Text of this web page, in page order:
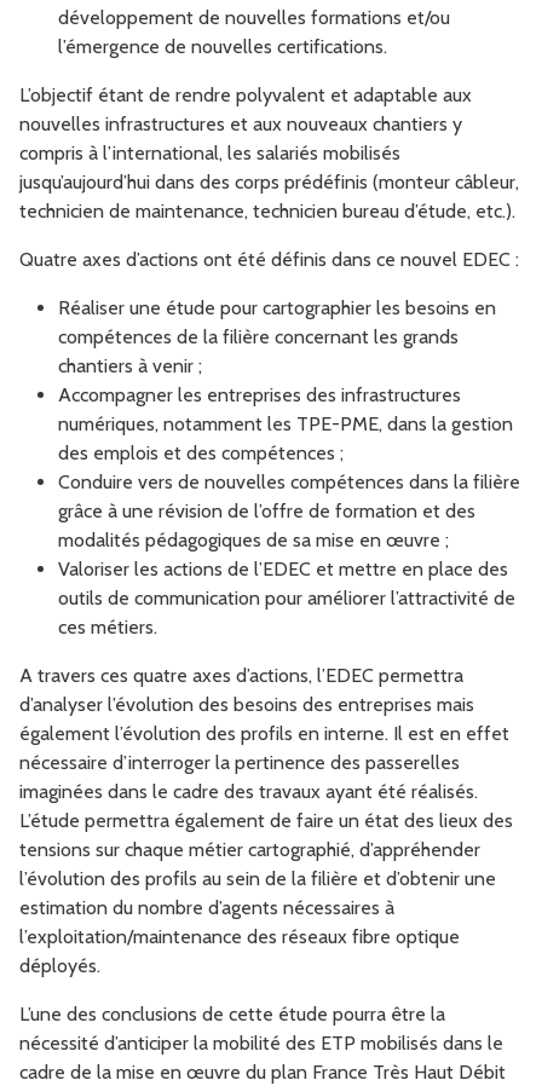
développement de nouvelles formations et/ou
l’émergence de nouvelles certifications.
L’objectif étant de rendre polyvalent et adaptable aux
nouvelles infrastructures et aux nouveaux chantiers y
compris à l’international, les salariés mobilisés
jusqu’aujourd’hui dans des corps prédéfinis (monteur câbleur,
technicien de maintenance, technicien bureau d’étude, etc.).
Quatre axes d’actions ont été définis dans ce nouvel EDEC :
Réaliser une étude pour cartographier les besoins en
compétences de la filière concernant les grands
chantiers à venir ;
Accompagner les entreprises des infrastructures
numériques, notamment les TPE-PME, dans la gestion
des emplois et des compétences ;
Conduire vers de nouvelles compétences dans la filière
grâce à une révision de l’offre de formation et des
modalités pédagogiques de sa mise en œuvre ;
Valoriser les actions de l’EDEC et mettre en place des
outils de communication pour améliorer l’attractivité de
ces métiers.
A travers ces quatre axes d’actions, l’EDEC permettra
d’analyser l’évolution des besoins des entreprises mais
également l’évolution des profils en interne. Il est en effet
nécessaire d’interroger la pertinence des passerelles
imaginées dans le cadre des travaux ayant été réalisés.
L’étude permettra également de faire un état des lieux des
tensions sur chaque métier cartographié, d’appréhender
l’évolution des profils au sein de la filière et d’obtenir une
estimation du nombre d’agents nécessaires à
l’exploitation/maintenance des réseaux fibre optique
déployés.
L’une des conclusions de cette étude pourra être la
nécessité d’anticiper la mobilité des ETP mobilisés dans le
cadre de la mise en œuvre du plan France Très Haut Débit